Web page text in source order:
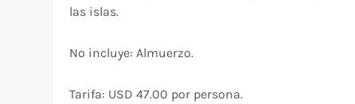
las islas.
No incluye: Almuerzo.
Tarifa: USD 47.00 por persona.